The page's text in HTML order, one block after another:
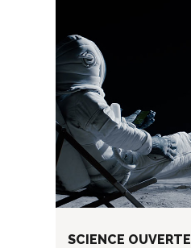
SCIENCE OUVERTE